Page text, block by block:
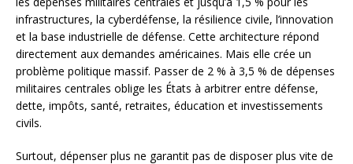
infrastructures, la cyberdéfense, la résilience civile, l’innovation
et la base industrielle de défense. Cette architecture répond
directement aux demandes américaines. Mais elle crée un
problème politique massif. Passer de 2 % à 3,5 % de dépenses
militaires centrales oblige les États à arbitrer entre défense,
dette, impôts, santé, retraites, éducation et investissements
civils.
Surtout, dépenser plus ne garantit pas de disposer plus vite de